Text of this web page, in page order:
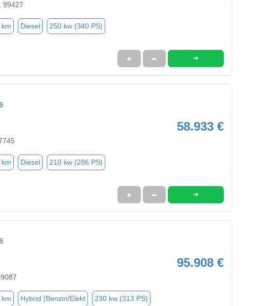
99427
Diesel 250 kw (340 PS)
★ ➦ ➜
58.933 €
Diesel 210 kw (286 PS)
★ ➦ ➜
95.908 €
Hybrid (Benzin/Elekt 230 kw (313 PS)